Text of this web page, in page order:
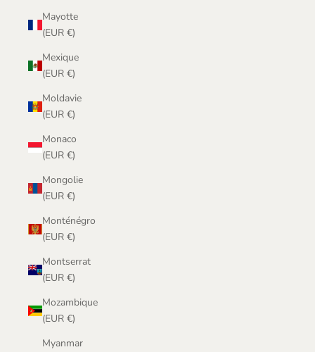
Mayotte
(EUR €)
Mexique
(EUR €)
Moldavie
(EUR €)
Monaco
(EUR €)
Mongolie
(EUR €)
Monténégro
(EUR €)
Montserrat
(EUR €)
Mozambique
(EUR €)
Myanmar